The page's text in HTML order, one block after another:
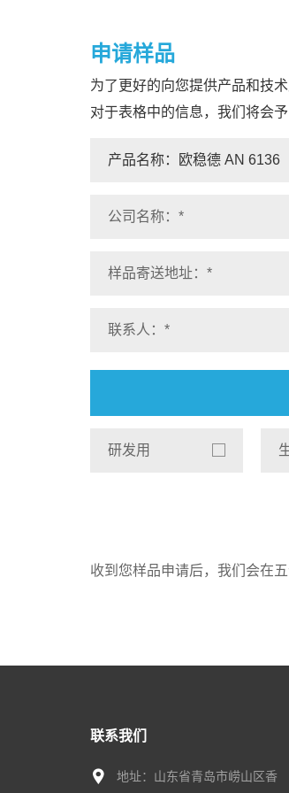
申请样品
为了更好的向您提供产品和技
对于表格中的信息，我们将会予
研发用
收到您样品申请后，我们会在
联系我们
地址：山东省青岛市崂山区香